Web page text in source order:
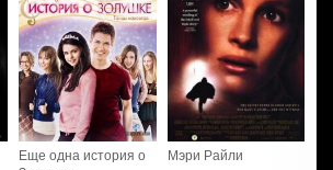
Еще одна история о
Мэри Райли